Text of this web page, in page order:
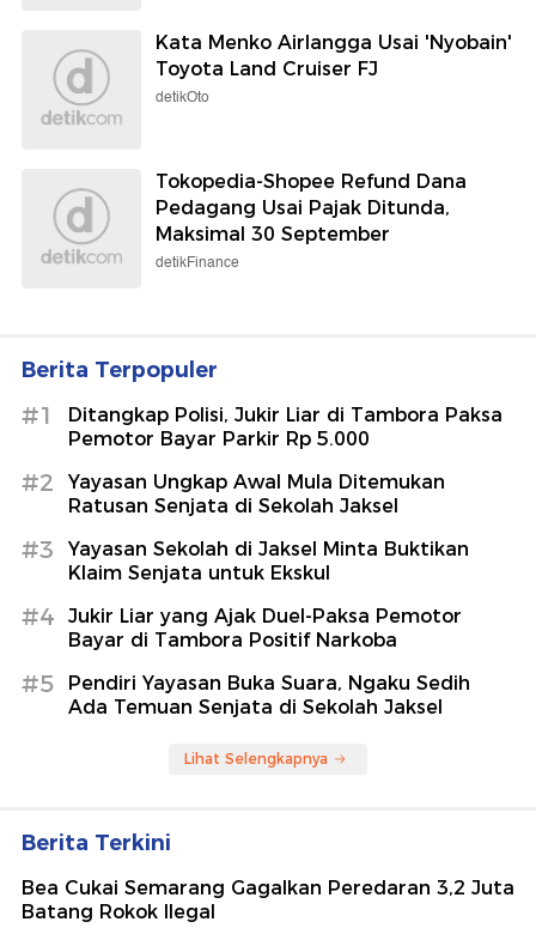
Kata Menko Airlangga Usai 'Nyobain'
Toyota Land Cruiser FJ
detikOto
Tokopedia-Shopee Refund Dana
Pedagang Usai Pajak Ditunda,
Maksimal 30 September
detikFinance
Berita Terpopuler
#1
Ditangkap Polisi, Jukir Liar di Tambora Paksa
Pemotor Bayar Parkir Rp 5.000
#2
Yayasan Ungkap Awal Mula Ditemukan
Ratusan Senjata di Sekolah Jaksel
#3
Yayasan Sekolah di Jaksel Minta Buktikan
Klaim Senjata untuk Ekskul
#4
Jukir Liar yang Ajak Duel-Paksa Pemotor
Bayar di Tambora Positif Narkoba
#5
Pendiri Yayasan Buka Suara, Ngaku Sedih
Ada Temuan Senjata di Sekolah Jaksel
Lihat Selengkapnya
Berita Terkini
Bea Cukai Semarang Gagalkan Peredaran 3,2 Juta
Batang Rokok Ilegal